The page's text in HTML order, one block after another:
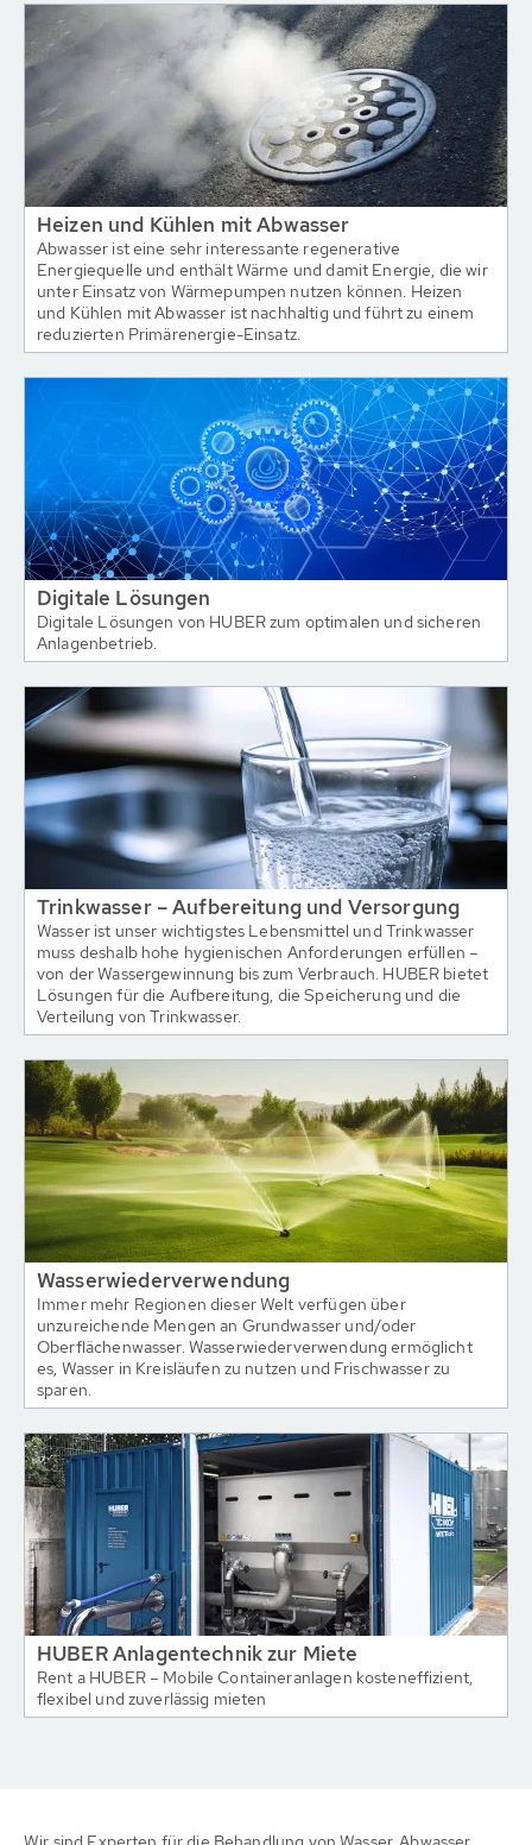
Heizen und Kühlen mit Abwasser
Abwasser ist eine sehr interessante regenerative
Energiequelle und enthält Wärme und damit Energie, die wir
unter Einsatz von Wärmepumpen nutzen können. Heizen
und Kühlen mit Abwasser ist nachhaltig und führt zu einem
reduzierten Primärenergie-Einsatz.
Digitale Lösungen
Digitale Lösungen von HUBER zum optimalen und sicheren
Anlagenbetrieb.
Trinkwasser – Aufbereitung und Versorgung
Wasser ist unser wichtigstes Lebensmittel und Trinkwasser
muss deshalb hohe hygienischen Anforderungen erfüllen –
von der Wassergewinnung bis zum Verbrauch. HUBER bietet
Lösungen für die Aufbereitung, die Speicherung und die
Verteilung von Trinkwasser.
Wasserwiederverwendung
Immer mehr Regionen dieser Welt verfügen über
unzureichende Mengen an Grundwasser und/oder
Oberflächenwasser. Wasserwiederverwendung ermöglicht
es, Wasser in Kreisläufen zu nutzen und Frischwasser zu
sparen.
HUBER Anlagentechnik zur Miete
Rent a HUBER – Mobile Containeranlagen kosteneffizient,
flexibel und zuverlässig mieten